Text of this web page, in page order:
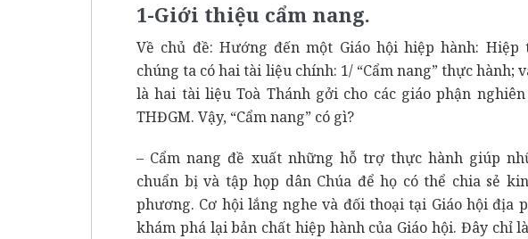
1-Giới thiệu cẩm nang.
Về chủ đề: Hướng đến một Giáo hội hiệp hành: Hiệp
chúng ta có hai tài liệu chính: 1/ “Cẩm nang” thực hành;
là hai tài liệu Toà Thánh gởi cho các giáo phận
THĐGM. Vậy, “Cẩm nang” có gì?
– Cẩm nang đề xuất những hỗ trợ thực hành giúp
chuẩn bị và tập họp dân Chúa để họ có thể chia sẻ
phương. Cơ hội lắng nghe và đối thoại tại Giáo hội địa
khám phá lại bản chất hiệp hành của Giáo hội. Đây chỉ